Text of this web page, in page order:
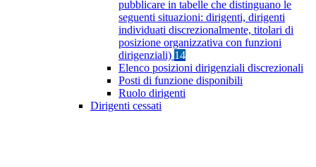
pubblicare in tabelle che distinguano le
seguenti situazioni: dirigenti, dirigenti
individuati discrezionalmente, titolari di
posizione organizzativa con funzioni
dirigenziali) 14
Elenco posizioni dirigenziali discrezionali
Posti di funzione disponibili
Ruolo dirigenti
Dirigenti cessati